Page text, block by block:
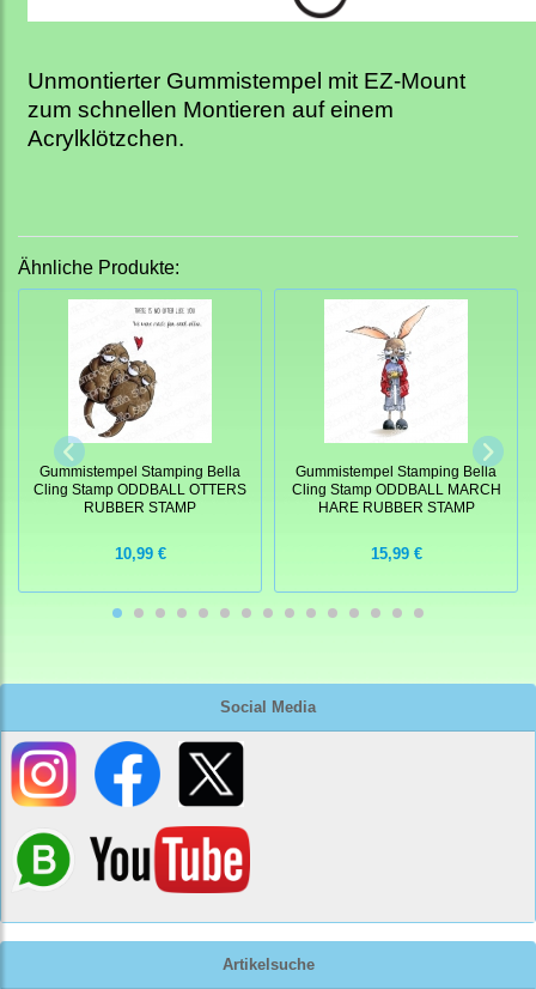
Social Media
Artikelsuche
Unmontierter Gummistempel mit EZ-Mount
zum schnellen Montieren auf einem
Acrylklötzchen.
Ähnliche Produkte:
Gummistempel Stamping Bella
Cling Stamp ODDBALL OTTERS
RUBBER STAMP
10,99 €
Gummistempel Stamping Bella
Cling Stamp ODDBALL MARCH
HARE RUBBER STAMP
15,99 €